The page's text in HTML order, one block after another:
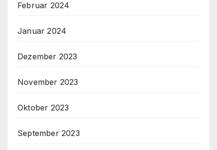
Februar 2024
Januar 2024
Dezember 2023
November 2023
Oktober 2023
September 2023